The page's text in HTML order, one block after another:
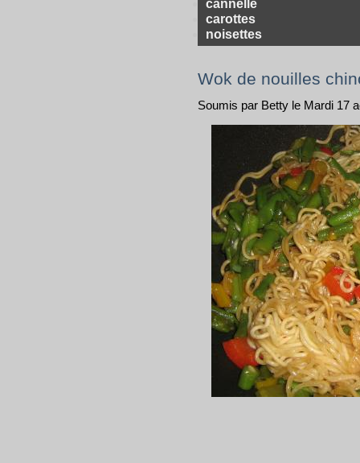
cannelle
carottes
noisettes
Wok de nouilles
Soumis par Betty le Mardi 17